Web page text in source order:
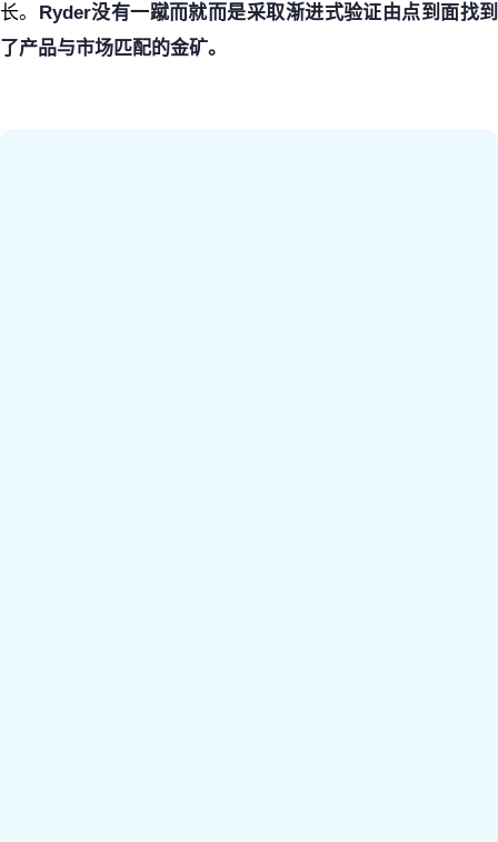
长。 Ryder没有一蹴而就而是采取渐进式验证由点到面找到
了产品与市场匹配的金矿。